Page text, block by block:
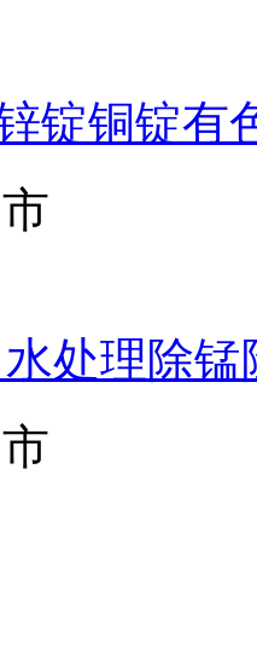
锭铜锭有
处理除锰